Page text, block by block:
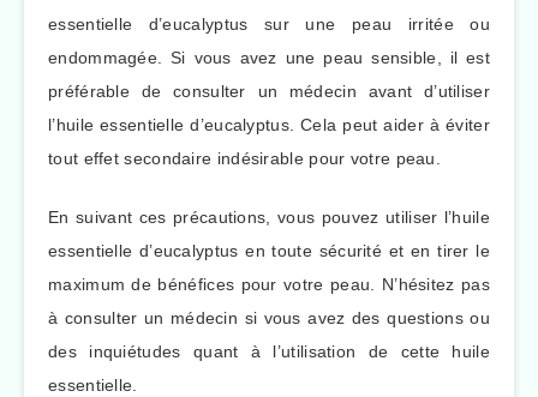
essentielle d’eucalyptus sur une peau irritée ou
endommagée. Si vous avez une peau sensible, il est
préférable de consulter un médecin avant d’utiliser
l’huile essentielle d’eucalyptus. Cela peut aider à éviter
tout effet secondaire indésirable pour votre peau.
En suivant ces précautions, vous pouvez utiliser l’huile
essentielle d’eucalyptus en toute sécurité et en tirer le
maximum de bénéfices pour votre peau. N’hésitez pas
à consulter un médecin si vous avez des questions ou
des inquiétudes quant à l’utilisation de cette huile
essentielle.